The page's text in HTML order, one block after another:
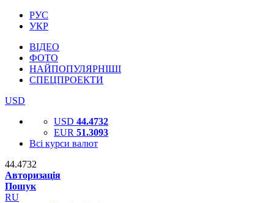
РУС
УКР
ВІДЕО
ФОТО
НАЙПОПУЛЯРНІШІ
СПЕЦПРОЕКТИ
USD
USD 44.4732
EUR 51.3093
Всі курси валют
44.4732
Авторизація
Пошук
RU